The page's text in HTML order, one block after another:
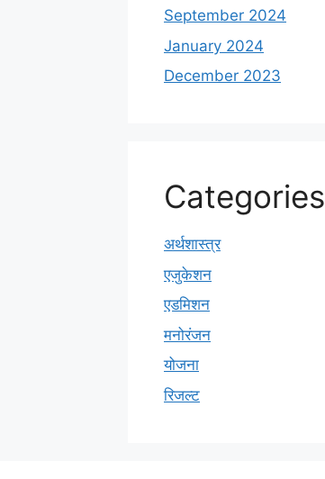
September 2024
January 2024
December 2023
Categories
अर्थशास्त्र
एजुकेशन
एडमिशन
मनोरंजन
योजना
रिजल्ट